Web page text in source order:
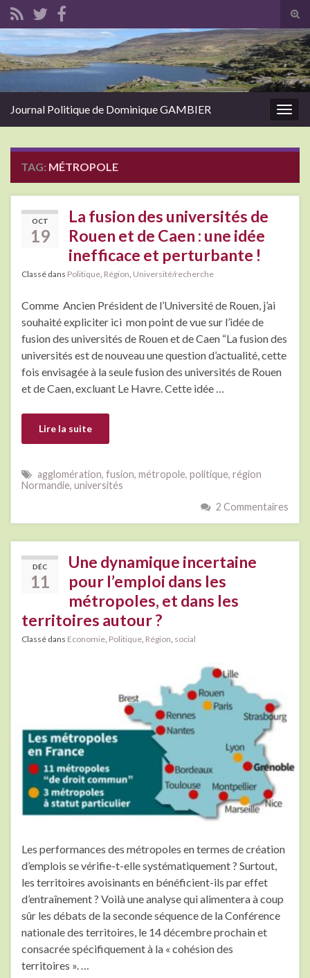
Search for:
Journal Politique de Dominique GAMBIER
TAG: MÉTROPOLE
OCT
19
La fusion des universités de
Rouen et de Caen : une idée
inefficace et perturbante !
Classé dans Politique Région Université/recherche
Comme Ancien Président de l’Université de Rouen, j’ai
souhaité expliciter ici mon point de vue sur l’idée de
fusion des universités de Rouen et de Caen “La fusion des
universités est de nouveau une question d’actualité, cette
fois envisagée à la seule fusion des universités de Rouen
et de Caen, excluant Le Havre. Cette idée …
Lire la suite
agglomération, fusion, métropole, politique, région
Normandie, universités
2 Commentaires
DÉC
11
Une dynamique incertaine
pour l’emploi dans les
métropoles, et dans les
territoires autour ?
Classé dans Economie Politique Région social
Les performances des métropoles en termes de création
d’emplois se vérifie-t-elle systématiquement ? Surtout,
les territoires avoisinants en bénéficient-ils par effet
d’entraînement ? Voilà une analyse qui alimentera à coup
sûr les débats de la seconde séquence de la Conférence
nationale des territoires, le 14 décembre prochain et
consacrée spécifiquement à la « cohésion des
territoires ». …